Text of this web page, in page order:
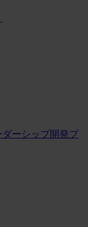
ダーシップ開発プ